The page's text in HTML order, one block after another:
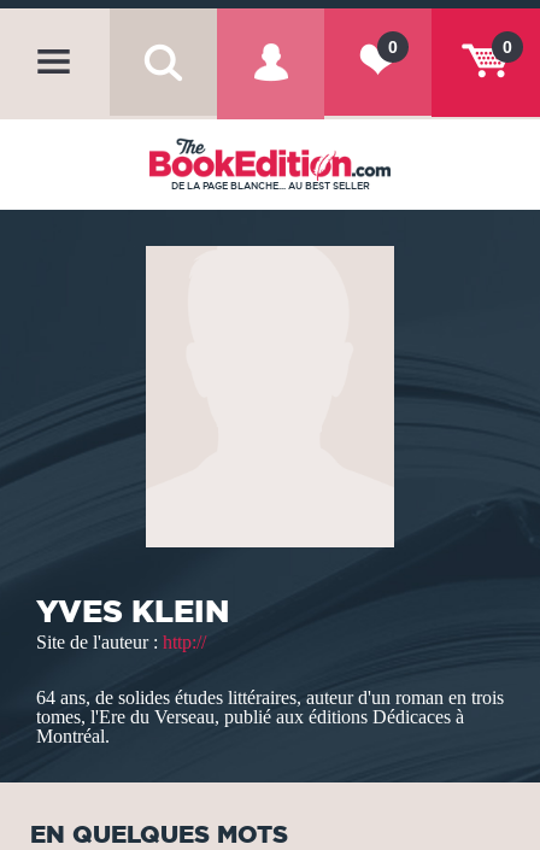
0
0
DE LA PAGE BLANCHE... AU BEST SELLER
YVES KLEIN
Site de l'auteur : http://
64 ans, de solides études littéraires, auteur d'un roman en trois
tomes, l'Ere du Verseau, publié aux éditions Dédicaces à
Montréal.
EN QUELQUES MOTS